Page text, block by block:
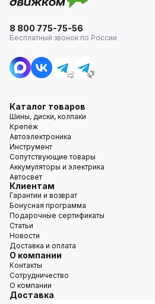
8 800 775-75-56
Бесплатный звонок по России
Каталог товаров
Шины, диски, колпаки
Крепёж
Автоэлектроника
Инструмент
Сопутствующие товары
Аккумуляторы и электрика
Автосвет
Клиентам
Гарантии и возврат
Бонусная программа
Подарочные сертификаты
Статьи
Новости
Доставка и оплата
О компании
Контакты
Сотрудничество
О компании
Доставка